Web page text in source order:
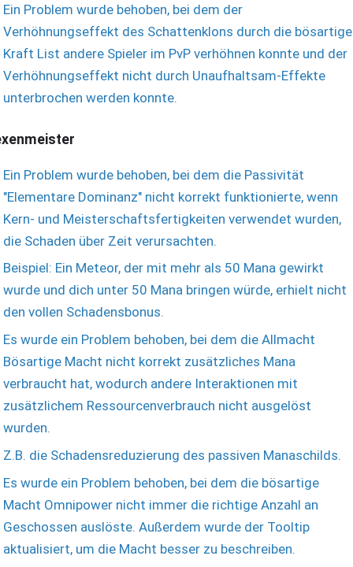
Ein Problem wurde behoben, bei dem der
Verhöhnungseffekt des Schattenklons durch die bösartige
Kraft List andere Spieler im PvP verhöhnen konnte und der
Verhöhnungseffekt nicht durch Unaufhaltsam-Effekte
unterbrochen werden konnte.
Ein Problem wurde behoben, bei dem die Passivität
"Elementare Dominanz" nicht korrekt funktionierte, wenn
Kern- und Meisterschaftsfertigkeiten verwendet wurden,
die Schaden über Zeit verursachten.
Beispiel: Ein Meteor, der mit mehr als 50 Mana gewirkt
wurde und dich unter 50 Mana bringen würde, erhielt nicht
den vollen Schadensbonus.
Es wurde ein Problem behoben, bei dem die Allmacht
Bösartige Macht nicht korrekt zusätzliches Mana
verbraucht hat, wodurch andere Interaktionen mit
zusätzlichem Ressourcenverbrauch nicht ausgelöst
wurden.
Z.B. die Schadensreduzierung des passiven Manaschilds.
Es wurde ein Problem behoben, bei dem die bösartige
Macht Omnipower nicht immer die richtige Anzahl an
Geschossen auslöste. Außerdem wurde der Tooltip
aktualisiert, um die Macht besser zu beschreiben.